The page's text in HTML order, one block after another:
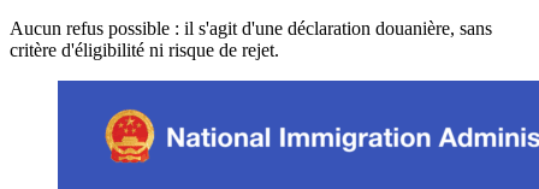
Aucun refus possible : il s'agit d'une déclaration douanière, sans
critère d'éligibilité ni risque de rejet.